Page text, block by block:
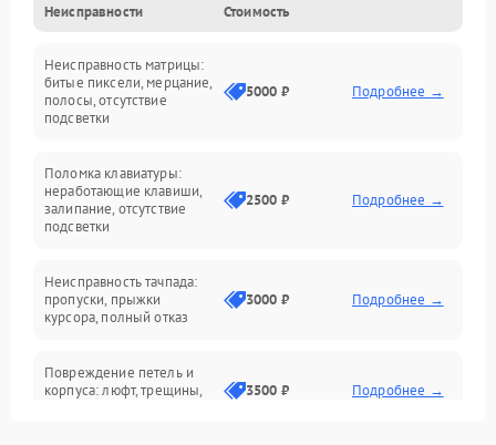
Устройства
Программные ошибки
Электрические и системные сбои
Интерфейсные проблемы
Батарея
Сеть и интернет
Неисправности Стоимость
Неисправность матрицы:
битые пиксели, мерцание,
полосы, отсутствие
подсветки
5000 ₽ Подробнее →
Поломка клавиатуры:
неработающие клавиши,
залипание, отсутствие
подсветки
2500 ₽ Подробнее →
Неисправность тачпада:
пропуски, прыжки
курсора, полный отказ
3000 ₽ Подробнее →
Повреждение петель и
корпуса: люфт, трещины,
3500 ₽ Подробнее →